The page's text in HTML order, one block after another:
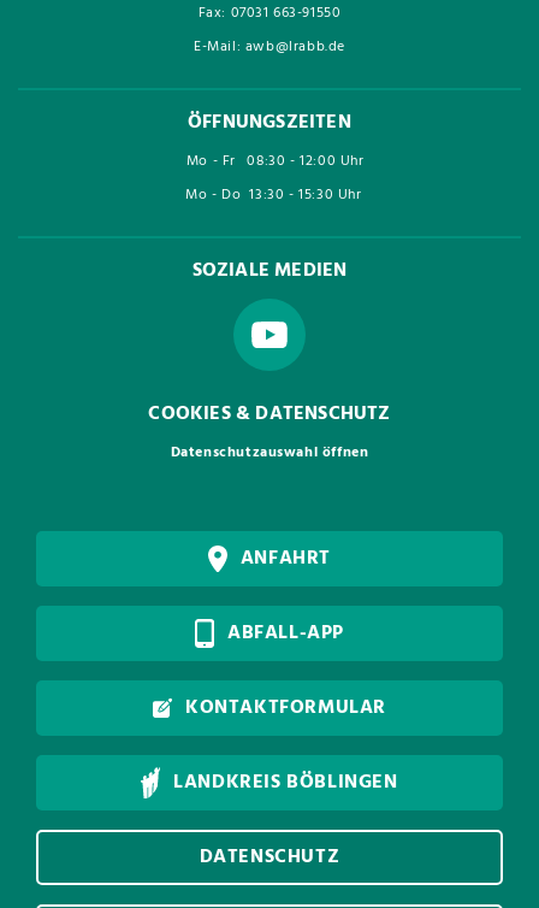
Fax: 07031 663-91550
E-Mail: awb@lrabb.de
ÖFFNUNGSZEITEN
Mo - Fr 08:30 - 12:00 Uhr
Mo - Do 13:30 - 15:30 Uhr
SOZIALE MEDIEN
COOKIES & DATENSCHUTZ
Datenschutzauswahl öffnen
ANFAHRT
ABFALL-APP
KONTAKTFORMULAR
LANDKREIS BÖBLINGEN
DATENSCHUTZ